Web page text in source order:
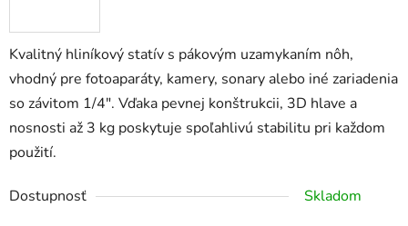
Kvalitný hliníkový statív s pákovým uzamykaním nôh,
vhodný pre fotoaparáty, kamery, sonary alebo iné zariadenia
so závitom 1/4". Vďaka pevnej konštrukcii, 3D hlave a
nosnosti až 3 kg poskytuje spoľahlivú stabilitu pri každom
použití.
Dostupnosť Skladom